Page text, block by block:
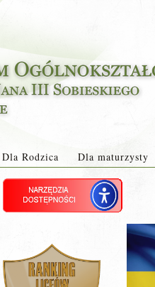
Dla Rodzica Dla maturzysty